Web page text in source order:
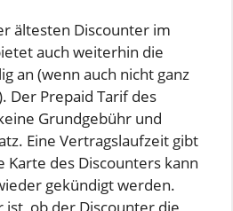
ältesten Discounter im
auch weiterhin die
an (wenn auch nicht ganz
Der Prepaid Tarif des
Grundgebühr und
Eine Vertragslaufzeit gibt
Karte des Discounters kann
gekündigt werden.
ist, ob der Discounter die